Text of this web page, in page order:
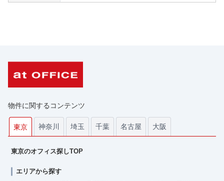
物件に関するコンテンツ
東京 神奈川 埼玉 千葉 名古屋 大阪
東京のオフィス探しTOP
エリアから探す